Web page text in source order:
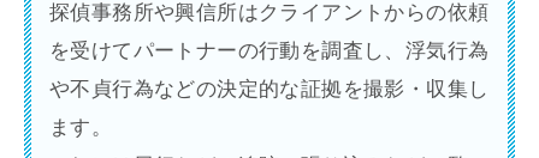
探偵事務所や興信所はクライアントからの依頼
を受けてパートナーの行動を調査し、浮気行為
や不貞行為などの決定的な証拠を撮影・収集し
ます。